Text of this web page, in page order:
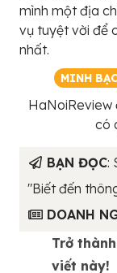
mình một địa
vụ tuyệt vời để
nhất.
MINH
có
BẠN ĐỌC:
"Biết đến
DOANH
Trở
viết này!